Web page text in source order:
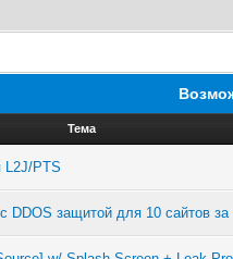
Тема
L2J/PTS
DDOS защитой для 10 сайтов за